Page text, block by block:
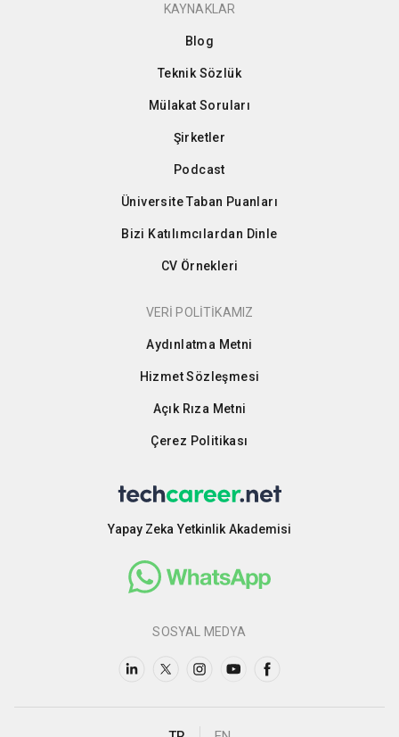
KAYNAKLAR
Blog
Teknik Sözlük
Mülakat Soruları
Şirketler
Podcast
Üniversite Taban Puanları
Bizi Katılımcılardan Dinle
CV Örnekleri
VERİ POLİTİKAMIZ
Aydınlatma Metni
Hizmet Sözleşmesi
Açık Rıza Metni
Çerez Politikası
Yapay Zeka Yetkinlik Akademisi
SOSYAL MEDYA